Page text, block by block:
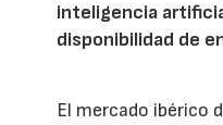
inteligencia
disponibilidad de
El mercado ibérico